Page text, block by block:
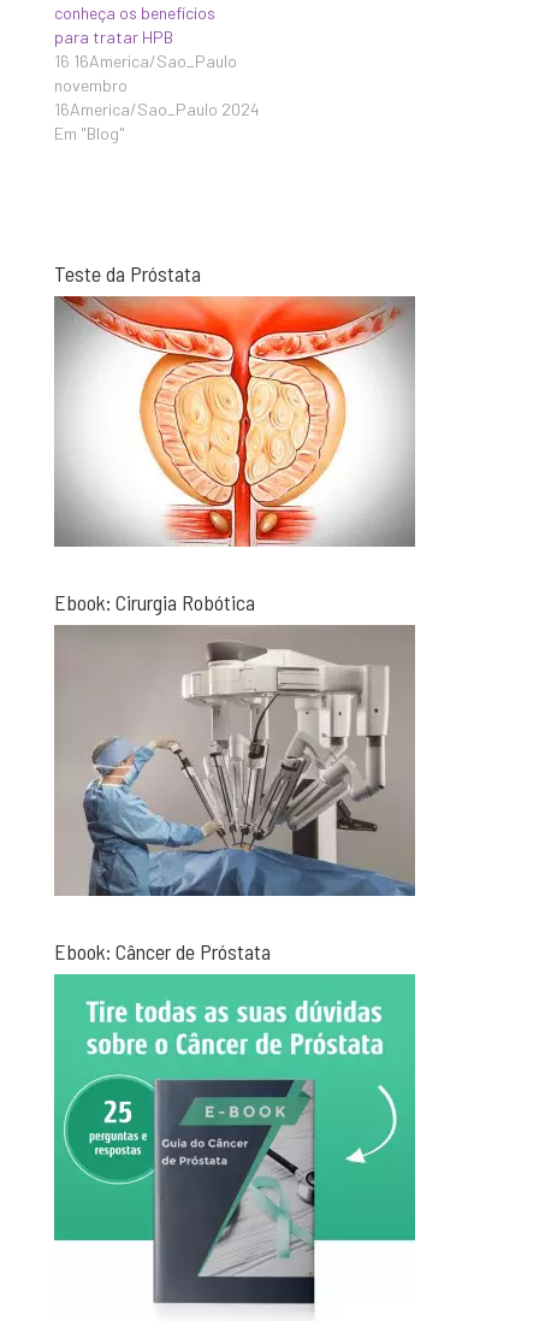
conheça os benefícios
para tratar HPB
16 16America/Sao_Paulo
novembro
16America/Sao_Paulo 2024
Em "Blog"
Teste da Próstata
Ebook: Cirurgia Robótica
Ebook: Câncer de Próstata